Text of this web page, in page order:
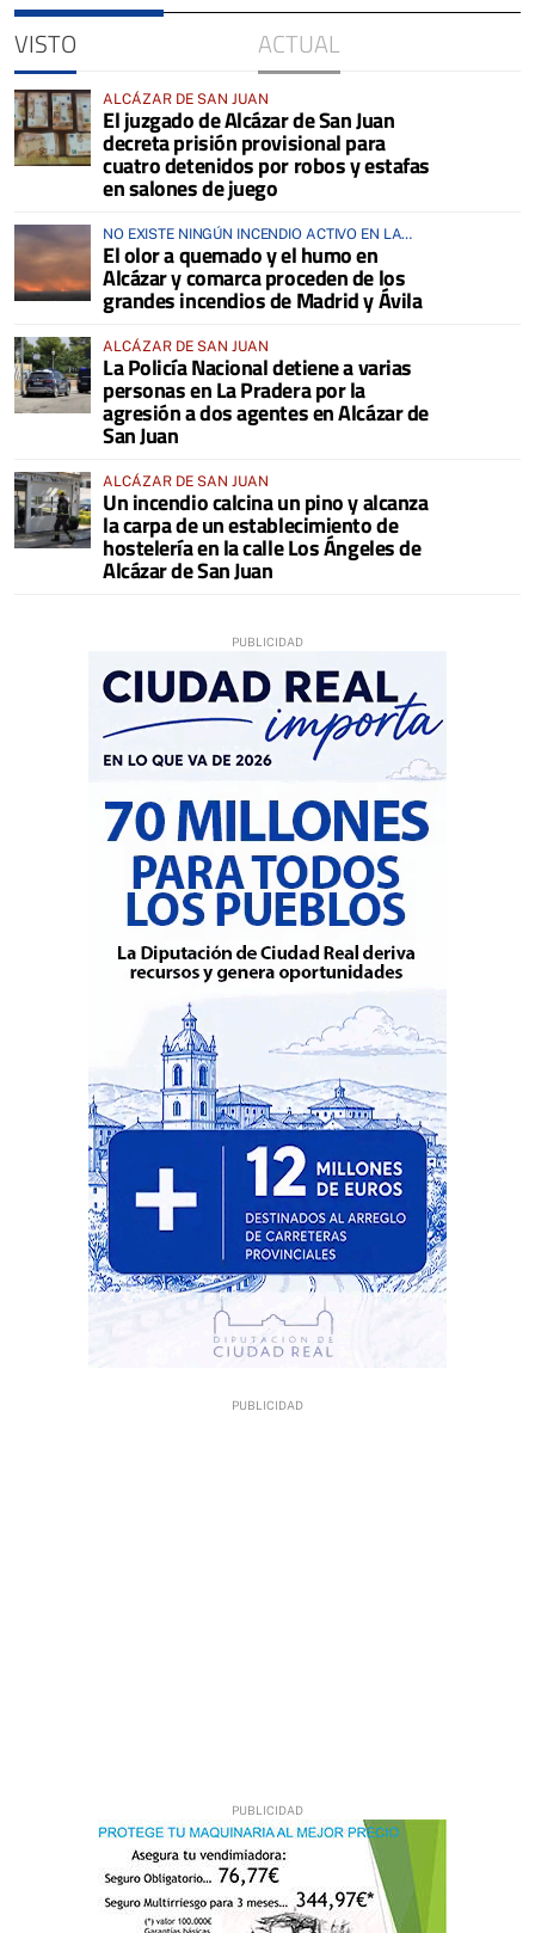
VISTO ACTUAL
ALCÁZAR DE SAN JUAN
El juzgado de Alcázar de San Juan
decreta prisión provisional para
cuatro detenidos por robos y estafas
en salones de juego
NO EXISTE NINGÚN INCENDIO ACTIVO EN LA
COMARCA
El olor a quemado y el humo en
Alcázar y comarca proceden de los
grandes incendios de Madrid y Ávila
ALCÁZAR DE SAN JUAN
La Policía Nacional detiene a varias
personas en La Pradera por la
agresión a dos agentes en Alcázar de
San Juan
ALCÁZAR DE SAN JUAN
Un incendio calcina un pino y alcanza
la carpa de un establecimiento de
hostelería en la calle Los Ángeles de
Alcázar de San Juan